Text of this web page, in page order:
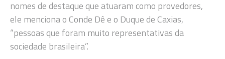
nomes de destaque que atuaram como provedores,
ele menciona o Conde Dê e o Duque de Caxias,
“pessoas que foram muito representativas da
sociedade brasileira”.